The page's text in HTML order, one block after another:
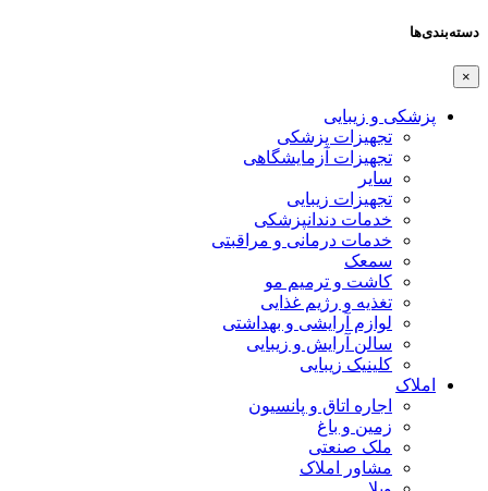
دسته‌بندی‌ها
×
پزشکی و زیبایی
تجهیزات پزشکی
تجهیزات آزمایشگاهی
سایر
تجهیزات زیبایی
خدمات دندانپزشکی
خدمات درمانی و مراقبتی
سمعک
کاشت و ترمیم مو
تغذیه و رژیم غذایی
لوازم آرایشی و بهداشتی
سالن آرایش و زیبایی
کلینیک زیبایی
املاک
اجاره اتاق و پانسیون
زمین و باغ
ملک صنعتی
مشاور املاک